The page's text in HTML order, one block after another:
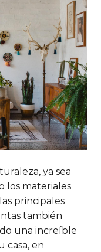
ya sea
los materiales
principales
también
una increíble
casa, en